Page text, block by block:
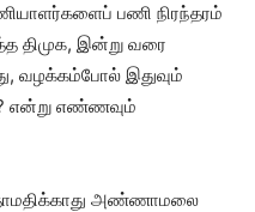
பணி நிரந்தரம்
திமுக, இன்று வரை
வழக்கம்போல் இதுவும்
என்று எண்ணவும்
தாமதிக்காது அண்ணாமலை